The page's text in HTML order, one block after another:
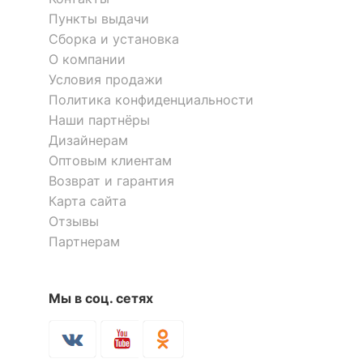
Масса брутто, кг
Пункты выдачи
Сборка и установка
О компании
Условия продажи
Политика конфиденциальности
Наши партнёры
Дизайнерам
Оптовым клиентам
Возврат и гарантия
Карта сайта
Отзывы
Партнерам
Мы в соц. сетях